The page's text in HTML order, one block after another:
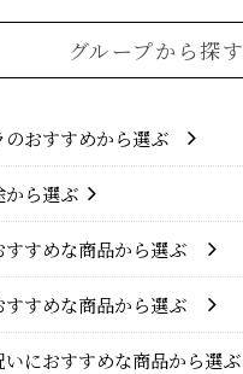
グループから探す
のおすすめから選ぶ
から選ぶ
すめな商品から選ぶ
すすめな商品から選ぶ
におすすめな商品から選ぶ